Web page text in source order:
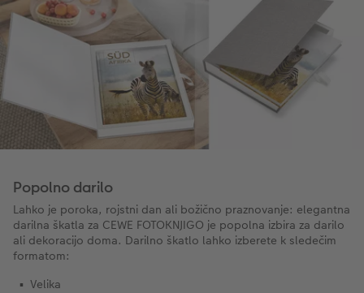
Popolno darilo
Lahko je poroka, rojstni dan ali božično praznovanje: elegantna
darilna škatla za CEWE FOTOKNJIGO je popolna izbira za darilo
ali dekoracijo doma. Darilno škatlo lahko izberete k sledečim
formatom:
Velika